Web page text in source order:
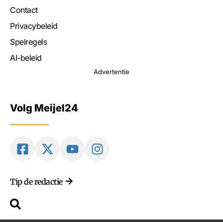
Contact
Privacybeleid
Spelregels
AI-beleid
Advertentie
Volg Meijel24
Tip de redactie